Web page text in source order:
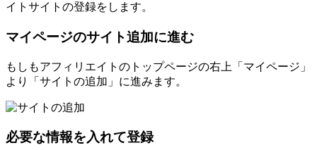
イトサイトの登録をします。
マイページのサイト追加に進む
もしもアフィリエイトのトップページの右上「マイページ」
より「サイトの追加」に進みます。
必要な情報を入れて登録